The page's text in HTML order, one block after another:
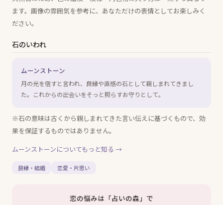
ます。画像の雰囲気を参考に、あなただけの表情としてお楽しみく
ださい。
石のいわれ
ムーンストーン
月の光を宿すと言われ、良縁や直感の石として親しまれてきまし
た。これからの出会いをそっと照らすお守りとして。
※石の意味は古くから親しまれてきた言い伝えに基づくもので、効
果を保証するものではありません。
ムーンストーンについてもっと知る →
良縁・結婚 恋愛・片思い
恋の悩みは「占いの森」で